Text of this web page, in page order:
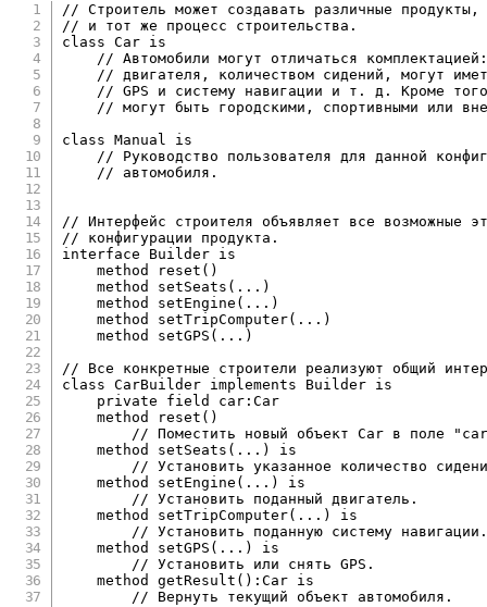
// Строитель может создавать различные продукты ,
// и тот же процесс строительства .
class
Car is
// Автомобили могут отличаться комплектацией
// двигателя , количеством сидений ,
могут
// GPS и систему навигации и т . д .
Кроме
// могут быть городскими ,
спортивными или
class
Manual
is
// Руководство пользователя для данной
// автомобиля .
//
// конфигурации продукта .
interface Builder is
    method reset
( )
    method setSeats
( . . . )
    method setEngine
( . . . )
    method setTripComputer
( . . . )
    method setGPS
( . . . )
// Все конкретные строители реализуют общий
class
CarBuilder implements Builder is
    private field car
:Car
    method reset
( )
// Поместить новый объект Car в поле
    method setSeats
( . . . )
is
// Установить указанное количество
    method setEngine
( . . . )
is
// Установить поданный двигатель .
    method setTripComputer
( . . . )
is
// Установить поданную систему навигации
    method setGPS
( . . . )
is
// Установить или снять GPS .
    method getResult
( ) :Car is
// Вернуть текущий объект автомобиля .